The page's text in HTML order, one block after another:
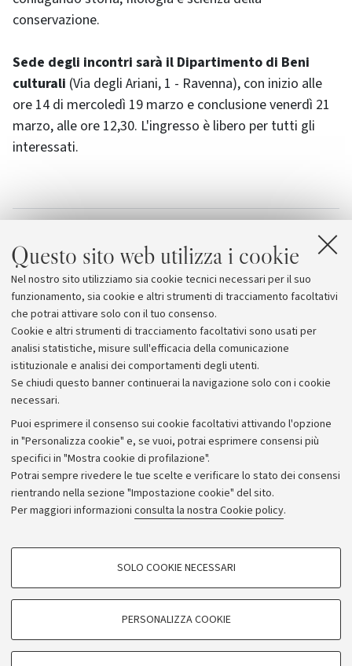
Questo sito web utilizza i cookie
Nel nostro sito utilizziamo sia cookie tecnici necessari per il suo
funzionamento, sia cookie e altri strumenti di tracciamento facoltativi
che potrai attivare solo con il tuo consenso.
Cookie e altri strumenti di tracciamento facoltativi sono usati per
analisi statistiche, misure sull'efficacia della comunicazione
istituzionale e analisi dei comportamenti degli utenti.
Se chiudi questo banner continuerai la navigazione solo con i cookie
necessari.
Puoi esprimere il consenso sui cookie facoltativi attivando l'opzione
in "Personalizza cookie" e, se vuoi, potrai esprimere consensi più
specifici in "Mostra cookie di profilazione".
Potrai sempre rivedere le tue scelte e verificare lo stato dei consensi
rientrando nella sezione "Impostazione cookie" del sito.
Per maggiori informazioni consulta la nostra Cookie policy.
COOKIE DI PROFILAZIONE - FACOLTATIVI
SOLO COOKIE NECESSARI
PERSONALIZZA COOKIE
conservazione.
Sede degli incontri sarà il Dipartimento di Beni
culturali (Via degli Ariani, 1 - Ravenna), con inizio alle
ore 14 di mercoledì 19 marzo e conclusione venerdì 21
marzo, alle ore 12,30. L'ingresso è libero per tutti gli
interessati.
Il programma del convegno [610.4 KB]
Il Settecento del XXI secolo
Archivio
Comunicati stampa
Redazione
Rassegna stampa
© Copyright 2026 - ALMA MATER STUDIORUM - Università di
Bologna - Via Zamboni, 33 - 40126 Bologna - PI: 01131710376 -